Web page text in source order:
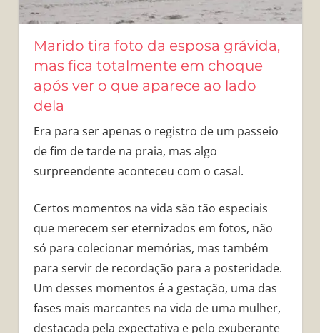
Marido tira foto da esposa grávida,
mas fica totalmente em choque
após ver o que aparece ao lado
dela
Era para ser apenas o registro de um passeio
de fim de tarde na praia, mas algo
surpreendente aconteceu com o casal.
Certos momentos na vida são tão especiais
que merecem ser eternizados em fotos, não
só para colecionar memórias, mas também
para servir de recordação para a posteridade.
Um desses momentos é a gestação, uma das
fases mais marcantes na vida de uma mulher,
destacada pela expectativa e pelo exuberante